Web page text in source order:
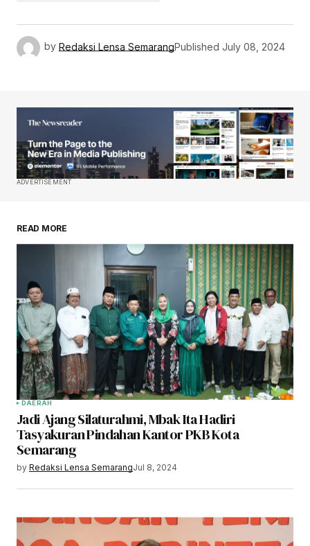
by Redaksi Lensa SemarangPublished July 08, 2024
ADVERTISEMENT
READ MORE
DAERAH
Jadi Ajang Silaturahmi, Mbak Ita Hadiri
Tasyakuran Pindahan Kantor PKB Kota
Semarang
by Redaksi Lensa SemarangJul 8, 2024